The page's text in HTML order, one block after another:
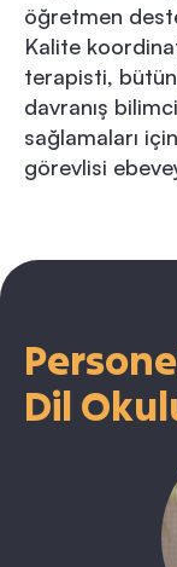
öğretmen
Kalite
terapisti,
davranış
sağlamaları
görevlisi
Dil